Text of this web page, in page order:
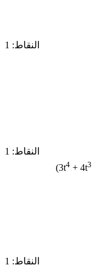
النقاط: 1
النقاط: 1
(3t4 + 4t3
النقاط: 1